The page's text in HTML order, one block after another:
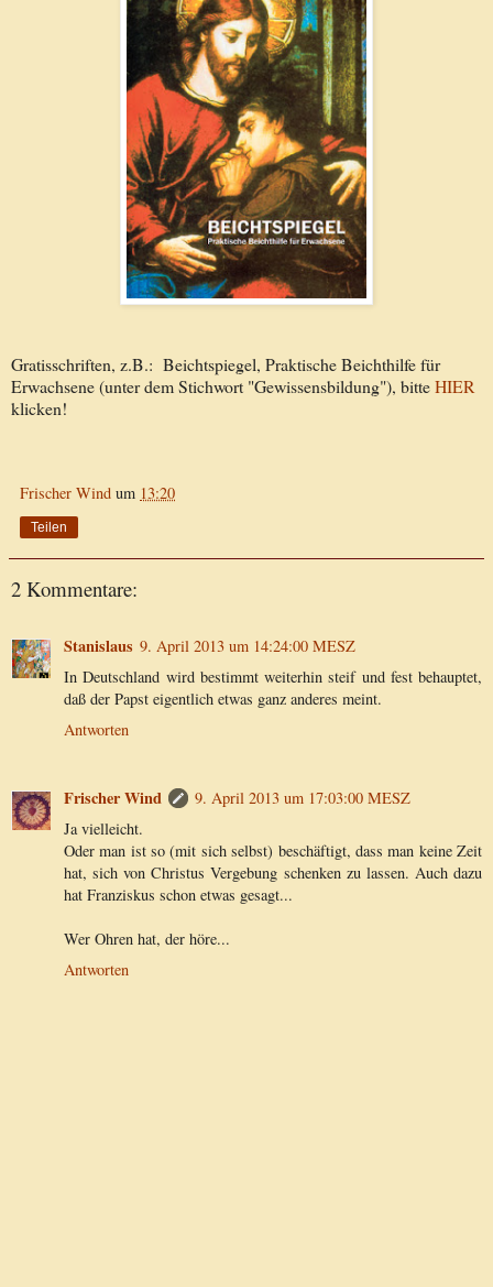
Gratisschriften, z.B.: Beichtspiegel, Praktische Beichthilfe für
Erwachsene (unter dem Stichwort "Gewissensbildung"), bitteHIER
klicken!
Frischer Wind um 13:20
Teilen
2 Kommentare:
Stanislaus 9. April 2013 um 14:24:00 MESZ
In Deutschland wird bestimmt weiterhin steif und fest behauptet,
daß der Papst eigentlich etwas ganz anderes meint.
Antworten
Frischer Wind
9. April 2013 um 17:03:00 MESZ
Ja vielleicht.
Oder man ist so (mit sich selbst) beschäftigt, dass man keine Zeit
hat, sich von Christus Vergebung schenken zu lassen. Auch dazu
hat Franziskus schon etwas gesagt...
Wer Ohren hat, der höre...
Antworten